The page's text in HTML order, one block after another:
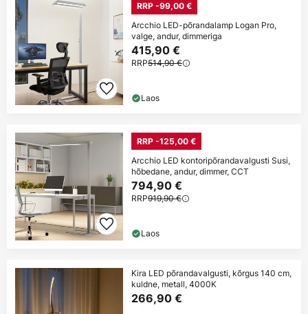
RRP -99,00 €
Arcchio LED-põrandalamp Logan Pro,
valge, andur, dimmeriga
415,90 €
RRP514,90 €
Laos
RRP -125,00 €
Arcchio LED kontoripõrandavalgusti Susi,
hõbedane, andur, dimmer, CCT
794,90 €
RRP919,90 €
Laos
Kira LED põrandavalgusti, kõrgus 140 cm,
kuldne, metall, 4000K
266,90 €